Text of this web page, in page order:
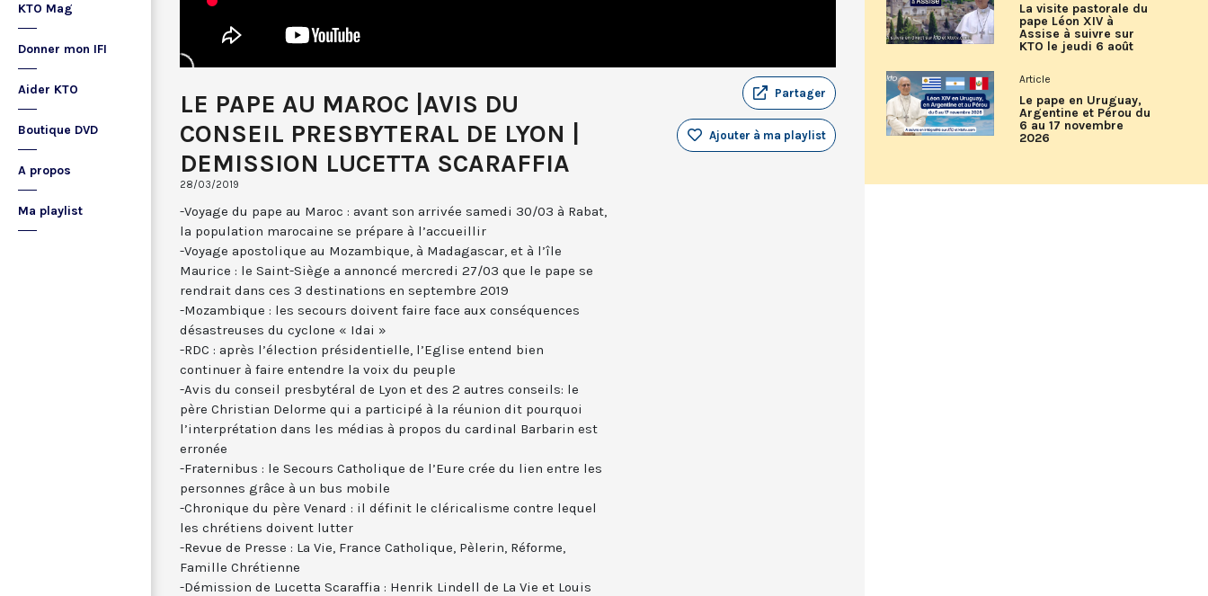
KTO Mag
Donner mon IFI
Aider KTO
Boutique DVD
A propos
Ma playlist
LE PAPE AU MAROC |AVIS DU
CONSEIL PRESBYTERAL DE LYON |
DEMISSION LUCETTA SCARAFFIA
28/03/2019
Partager
Ajouter à ma playlist
-Voyage du pape au Maroc : avant son arrivée samedi 30/03 à Rabat,
la population marocaine se prépare à l’accueillir
-Voyage apostolique au Mozambique, à Madagascar, et à l’île
Maurice : le Saint-Siège a annoncé mercredi 27/03 que le pape se
rendrait dans ces 3 destinations en septembre 2019
-Mozambique : les secours doivent faire face aux conséquences
désastreuses du cyclone « Idai »
-RDC : après l’élection présidentielle, l’Eglise entend bien
continuer à faire entendre la voix du peuple
-Avis du conseil presbytéral de Lyon et des 2 autres conseils: le
père Christian Delorme qui a participé à la réunion dit pourquoi
l’interprétation dans les médias à propos du cardinal Barbarin est
erronée
-Fraternibus : le Secours Catholique de l’Eure crée du lien entre les
personnes grâce à un bus mobile
-Chronique du père Venard : il définit le cléricalisme contre lequel
les chrétiens doivent lutter
-Revue de Presse : La Vie, France Catholique, Pèlerin, Réforme,
Famille Chrétienne
-Démission de Lucetta Scaraffia : Henrik Lindell de La Vie et Louis
La visite pastorale du
pape Léon XIV à
Assise à suivre sur
KTO le jeudi 6 août
Article
Le pape en Uruguay,
Argentine et Pérou du
6 au 17 novembre
2026